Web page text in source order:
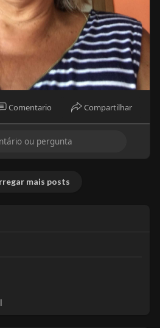
Comentario Compartilhar
mais posts